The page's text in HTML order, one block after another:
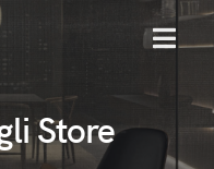
MENU
Store